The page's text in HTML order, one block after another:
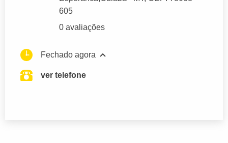
605
0 avaliações
Fechado agora
ver telefone